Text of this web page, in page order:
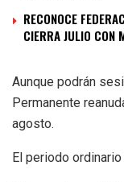
RECONOCE
CIERRA JULIO CON
Aunque podrán
Permanente
agosto.
El periodo